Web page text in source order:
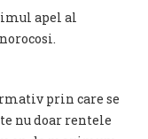
apel al
prin care se
nu doar rentele